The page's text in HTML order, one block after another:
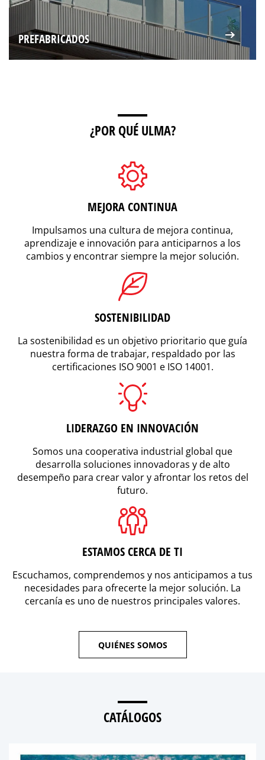
PREFABRICADOS
¿POR QUÉ ULMA?
MEJORA CONTINUA
Impulsamos una cultura de mejora continua,
aprendizaje e innovación para anticiparnos a los
cambios y encontrar siempre la mejor solución.
SOSTENIBILIDAD
La sostenibilidad es un objetivo prioritario que guía
nuestra forma de trabajar, respaldado por las
certificaciones ISO 9001 e ISO 14001.
LIDERAZGO EN INNOVACIÓN
Somos una cooperativa industrial global que
desarrolla soluciones innovadoras y de alto
desempeño para crear valor y afrontar los retos del
futuro.
ESTAMOS CERCA DE TI
Escuchamos, comprendemos y nos anticipamos a tus
necesidades para ofrecerte la mejor solución. La
cercanía es uno de nuestros principales valores.
QUIÉNES SOMOS
CATÁLOGOS